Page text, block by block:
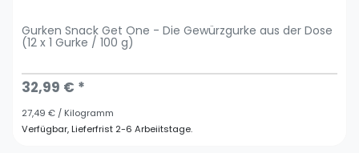
Gurken Snack Get One - Die Gewürzgurke aus der Dose
(12 x 1 Gurke / 100 g)
32,99 € *
27,49 € / Kilogramm
Verfügbar, Lieferfrist 2-6 Arbeiitstage.